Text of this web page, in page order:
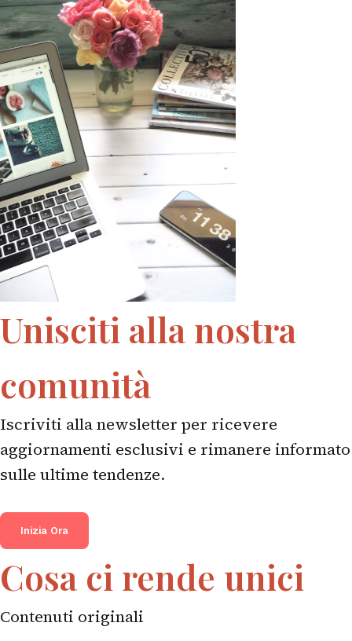
Unisciti alla nostra
comunità
Iscriviti alla newsletter per ricevere
aggiornamenti esclusivi e rimanere informato
sulle ultime tendenze.
Inizia Ora
Cosa ci rende unici
Contenuti originali